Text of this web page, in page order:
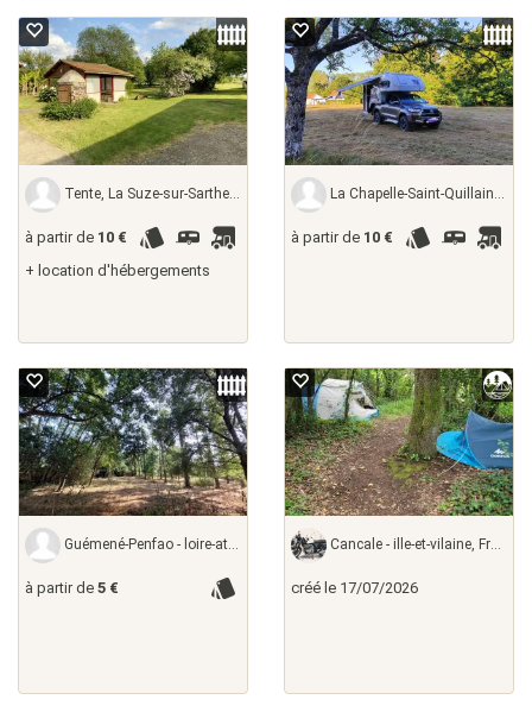
Tente, La Suze-sur-Sarthe - sarthe, France
à partir de 10 €
+ location d'hébergements
La Chapelle-Saint-Quillain - haute-saône,
à partir de 10 €
Guémené-Penfao - loire-atlantique,
à partir de 5 €
Cancale - ille-et-vilaine, France
créé le 17/07/2026